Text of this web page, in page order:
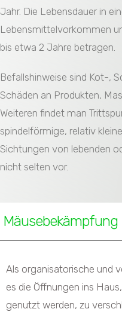
Jahr. Die Lebensdauer in
Lebensmittelvorkommen
bis etwa 2 Jahre betragen.
Befallshinweise sind Kot-,
Schäden an Produkten,
Weiteren findet man
spindelförmige, relativ
Sichtungen von lebenden
nicht selten vor.
Mäusebekämpfung
Als organisatorische und
es die Öffnungen ins
genutzt werden, zu